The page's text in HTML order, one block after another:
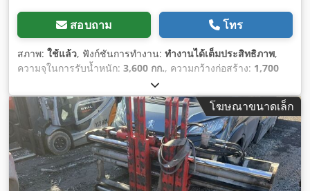
สอบถาม โทร
สภาพ: ใช้แล้ว, ฟังก์ชันการทำงาน: ทำงานได้เต็มประสิทธิภาพ,
ความจุในการรับน้ำหนัก: 3,600 กก., ความกว้างก่อสร้าง: 1,700
โฆษณาขนาดเล็ก